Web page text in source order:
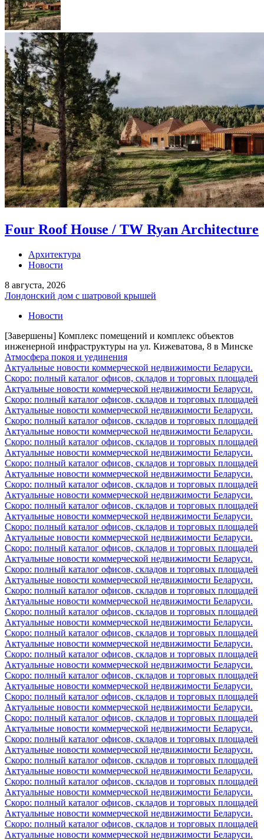
Four Roof House / TW Ryan Architecture
Архитектура
Новости
8 августа, 2026
Лондонский дом с шатровой крышей
Новости
[Завершены] Комплекс помещений и комплекс объектов
инженерной инфраструктуры на ул. Кижеватова, 8 в Минске
Атмосфера покоя и уединения
Актуальные новости коммерческой недвижимости Беларуси.
Скоро: полный каталог офисов, складов и торговых площадей
Актуальные новости коммерческой недвижимости Беларуси.
Скоро: полный каталог офисов, складов и торговых площадей
Актуальные новости коммерческой недвижимости Беларуси.
Скоро: полный каталог офисов, складов и торговых площадей
Актуальные новости коммерческой недвижимости Беларуси.
Скоро: полный каталог офисов, складов и торговых площадей
Актуальные новости коммерческой недвижимости Беларуси.
Скоро: полный каталог офисов, складов и торговых площадей
Актуальные новости коммерческой недвижимости Беларуси.
Скоро: полный каталог офисов, складов и торговых площадей
Актуальные новости коммерческой недвижимости Беларуси.
Скоро: полный каталог офисов, складов и торговых площадей
Актуальные новости коммерческой недвижимости Беларуси.
Скоро: полный каталог офисов, складов и торговых площадей
Актуальные новости коммерческой недвижимости Беларуси.
Скоро: полный каталог офисов, складов и торговых площадей
Актуальные новости коммерческой недвижимости Беларуси.
Скоро: полный каталог офисов, складов и торговых площадей
Актуальные новости коммерческой недвижимости Беларуси.
Скоро: полный каталог офисов, складов и торговых площадей
Актуальные новости коммерческой недвижимости Беларуси.
Скоро: полный каталог офисов, складов и торговых площадей
Актуальные новости коммерческой недвижимости Беларуси.
Скоро: полный каталог офисов, складов и торговых площадей
Актуальные новости коммерческой недвижимости Беларуси.
Скоро: полный каталог офисов, складов и торговых площадей
Актуальные новости коммерческой недвижимости Беларуси.
Скоро: полный каталог офисов, складов и торговых площадей
Актуальные новости коммерческой недвижимости Беларуси.
Скоро: полный каталог офисов, складов и торговых площадей
Актуальные новости коммерческой недвижимости Беларуси.
Скоро: полный каталог офисов, складов и торговых площадей
Актуальные новости коммерческой недвижимости Беларуси.
Скоро: полный каталог офисов, складов и торговых площадей
Актуальные новости коммерческой недвижимости Беларуси.
Скоро: полный каталог офисов, складов и торговых площадей
Актуальные новости коммерческой недвижимости Беларуси.
Скоро: полный каталог офисов, складов и торговых площадей
Актуальные новости коммерческой недвижимости Беларуси.
Скоро: полный каталог офисов, складов и торговых площадей
Актуальные новости коммерческой недвижимости Беларуси.
Скоро: полный каталог офисов, складов и торговых площадей
Актуальные новости коммерческой недвижимости Беларуси.